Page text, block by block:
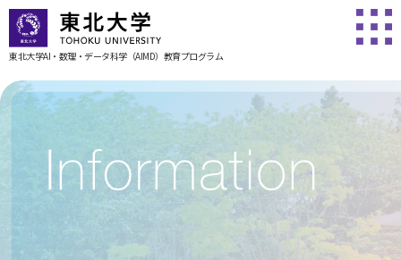
東北大学AI・数理・データ科学（AIMD）教育プログラム